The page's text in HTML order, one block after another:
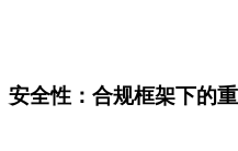
安全性：合规框架下的